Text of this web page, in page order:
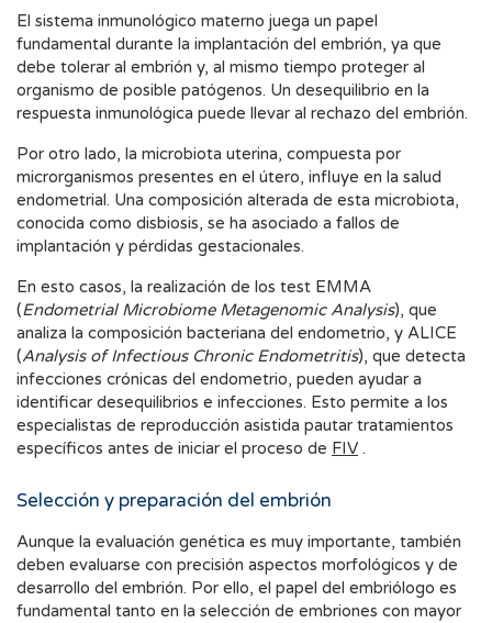
El sistema inmunológico materno juega un papel
fundamental durante la implantación del embrión, ya que
debe tolerar al embrión y, al mismo tiempo proteger al
organismo de posible patógenos. Un desequilibrio en la
respuesta inmunológica puede llevar al rechazo del embrión.
Por otro lado, la microbiota uterina, compuesta por
microrganismos presentes en el útero, influye en la salud
endometrial. Una composición alterada de esta microbiota,
conocida como disbiosis, se ha asociado a fallos de
implantación y pérdidas gestacionales.
En esto casos, la realización de los test EMMA
(Endometrial Microbiome Metagenomic Analysis), que
analiza la composición bacteriana del endometrio, y ALICE
(Analysis of Infectious Chronic Endometritis), que detecta
infecciones crónicas del endometrio, pueden ayudar a
identificar desequilibrios e infecciones. Esto permite a los
especialistas de reproducción asistida pautar tratamientos
específicos antes de iniciar el proceso de FIV .
Selección y preparación del embrión
Aunque la evaluación genética es muy importante, también
deben evaluarse con precisión aspectos morfológicos y de
desarrollo del embrión. Por ello, el papel del embriólogo es
fundamental tanto en la selección de embriones con mayor